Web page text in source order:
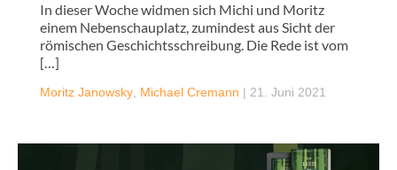
In dieser Woche widmen sich Michi und Moritz
einem Nebenschauplatz, zumindest aus Sicht der
römischen Geschichtsschreibung. Die Rede ist vom
[…]
Moritz Janowsky Michael Cremann | 21. Juni 2021